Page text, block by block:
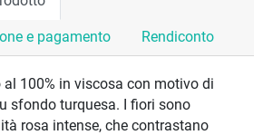
e pagamento Rendiconto
100% in viscosa con motivo di
sfondo turquesa. I fiori sono
rosa intense, che contrastano